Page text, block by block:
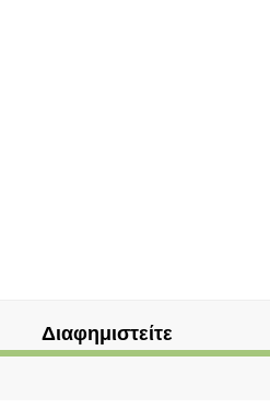
Διαφημιστείτε